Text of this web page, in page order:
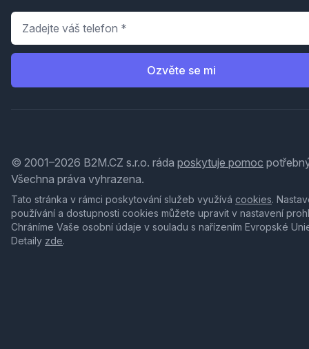
Telefon
Ozvěte se mi
© 2001–2026 B2M.CZ s.r.o. ráda poskytuje pomoc
Všechna práva vyhrazena.
Tato stránka v rámci poskytování služeb využívá cookies.
používání a dostupnosti cookies můžete upravit v nastavení
Chráníme Vaše osobní údaje v souladu s nařízením Evropské
Detaily zde.